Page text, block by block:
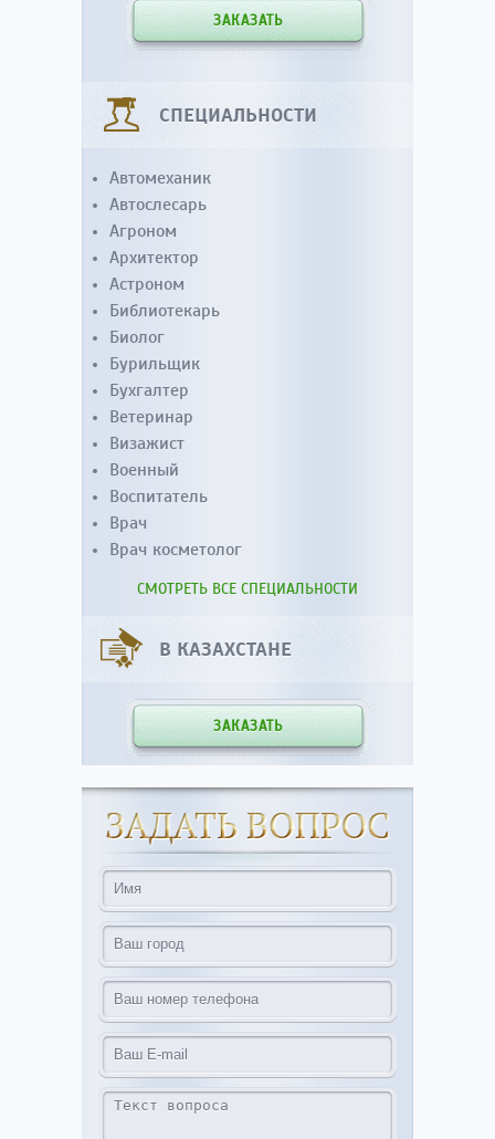
ЗАКАЗАТЬ
СПЕЦИАЛЬНОСТИ
Автомеханик
Автослесарь
Агроном
Архитектор
Астроном
Библиотекарь
Биолог
Бурильщик
Бухгалтер
Ветеринар
Визажист
Военный
Воспитатель
Врач
Врач косметолог
СМОТРЕТЬ ВСЕ СПЕЦИАЛЬНОСТИ
В КАЗАХСТАНЕ
ЗАКАЗАТЬ